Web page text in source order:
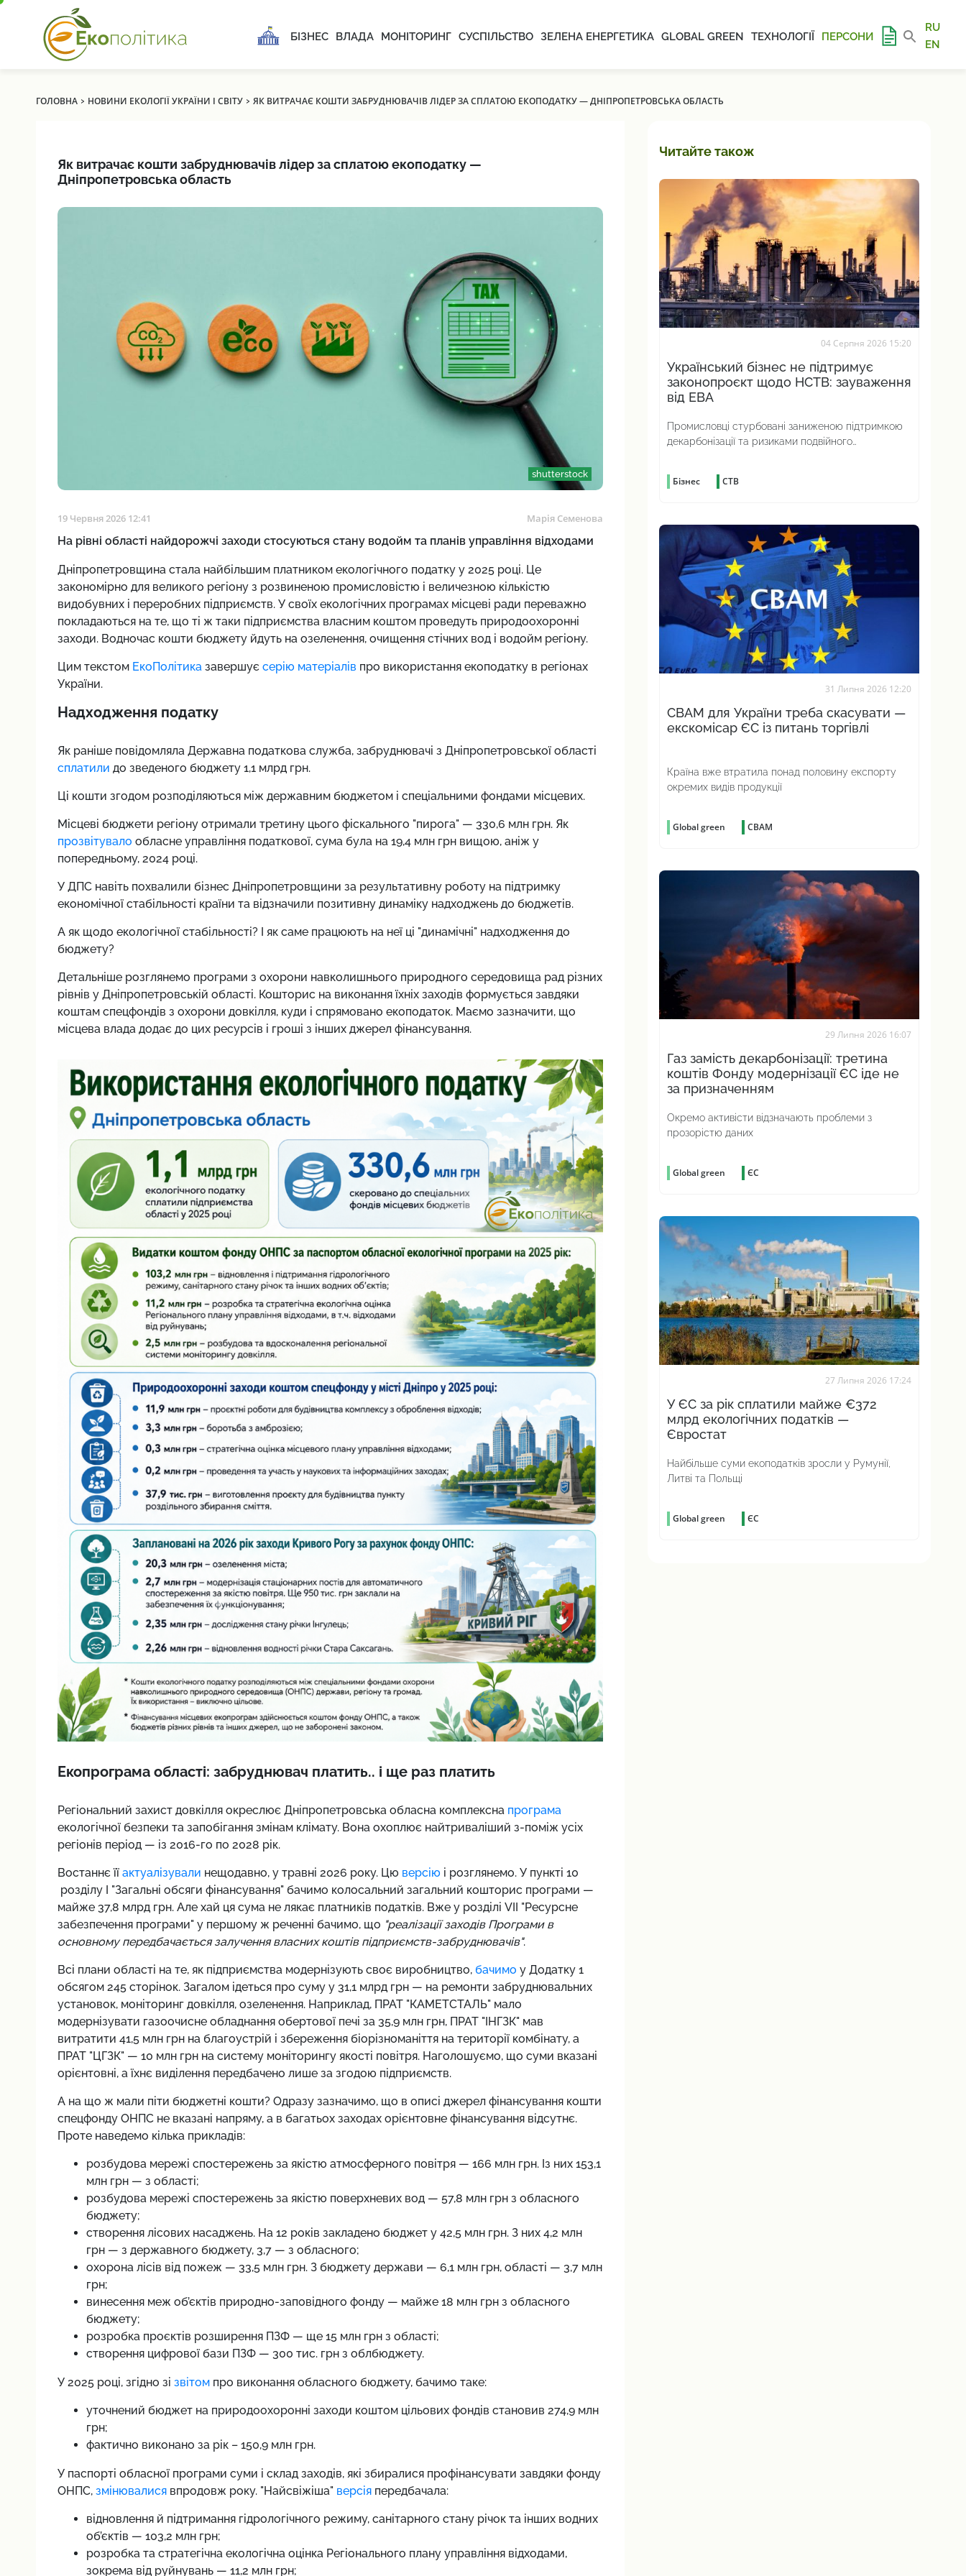
БІЗНЕС ВЛАДА МОНІТОРИНГ СУСПІЛЬСТВО ЗЕЛЕНА ЕНЕРГЕТИКА GLOBAL GREEN ТЕХНОЛОГІЇ ПЕРСОНИ
RU
EN
ГОЛОВНА› НОВИНИ ЕКОЛОГІЇ УКРАЇНИ І СВІТУ› ЯК ВИТРАЧАЄ КОШТИ ЗАБРУДНЮВАЧІВ ЛІДЕР ЗА СПЛАТОЮ ЕКОПОДАТКУ — ДНІПРОПЕТРОВСЬКА ОБЛАСТЬ
Як витрачає кошти забруднювачів лідер за сплатою екоподатку —
Дніпропетровська область
shutterstock
19 Червня 2026 12:41 Марія Семенова
На рівні області найдорожчі заходи стосуються стану водойм та планів управління відходами
Дніпропетровщина стала найбільшим платником екологічного податку у 2025 році. Це
закономірно для великого регіону з розвиненою промисловістю і величезною кількістю
видобувних і переробних підприємств. У своїх екологічних програмах місцеві ради переважно
покладаються на те, що ті ж таки підприємства власним коштом проведуть природоохоронні
заходи. Водночас кошти бюджету йдуть на озеленення, очищення стічних вод і водойм регіону.
Цим текстом ЕкоПолітиказавершує серію матеріалів про використання екоподатку в регіонах
України.
Надходження податку
Як раніше повідомляла Державна податкова служба, забруднювачі з Дніпропетровської області
сплатили до зведеного бюджету 1,1 млрд грн.
Ці кошти згодом розподіляються між державним бюджетом і спеціальними фондами місцевих.
Місцеві бюджети регіону отримали третину цього фіскального "пирога" — 330,6 млн грн. Як
прозвітувало обласне управління податкової, сума була на 19,4 млн грн вищою, аніж у
попередньому, 2024 році.
У ДПС навіть похвалили бізнес Дніпропетровщини за результативну роботу на підтримку
економічної стабільності країни та відзначили позитивну динаміку надходжень до бюджетів.
А як щодо екологічної стабільності? І як саме працюють на неї ці "динамічні" надходження до
бюджету?
Детальніше розглянемо програми з охорони навколишнього природного середовища рад різних
рівнів у Дніпропетровській області. Кошторис на виконання їхніх заходів формується завдяки
коштам спецфондів з охорони довкілля, куди і спрямовано екоподаток. Маємо зазначити, що
місцева влада додає до цих ресурсів і гроші з інших джерел фінансування.
Екопрограма області: забруднювач платить.. і ще раз платить
Регіональний захист довкілля окреслює Дніпропетровська обласна комплексна програма
екологічної безпеки та запобігання змінам клімату. Вона охоплює найтриваліший з-поміж усіх
регіонів період — із 2016-го по 2028 рік.
Востаннє її актуалізували нещодавно, у травні 2026 року. Цю версію і розглянемо. У пункті 10
розділу І "Загальні обсяги фінансування" бачимо колосальний загальний кошторис програми —
майже 37,8 млрд грн. Але хай ця сума не лякає платників податків. Вже у розділі VII "Ресурсне
забезпечення програми" у першому ж реченні бачимо, що "реалізації заходів Програми в
основному передбачається залучення власних коштів підприємств-забруднювачів".
Всі плани області на те, як підприємства модернізують своє виробництво, бачимо у Додатку 1
обсягом 245 сторінок. Загалом ідеться про суму у 31,1 млрд грн — на ремонти забруднювальних
установок, моніторинг довкілля, озеленення. Наприклад, ПРАТ "КАМЕТСТАЛЬ" мало
модернізувати газоочисне обладнання обертової печі за 35,9 млн грн, ПРАТ "ІНГЗК" мав
витратити 41,5 млн грн на благоустрій і збереження біорізноманіття на території комбінату, а
ПРАТ "ЦГЗК" — 10 млн грн на систему моніторингу якості повітря. Наголошуємо, що суми вказані
орієнтовні, а їхнє виділення передбачено лише за згодою підприємств.
А на що ж мали піти бюджетні кошти? Одразу зазначимо, що в описі джерел фінансування кошти
спецфонду ОНПС не вказані напряму, а в багатьох заходах орієнтовне фінансування відсутнє.
Проте наведемо кілька прикладів:
розбудова мережі спостережень за якістю атмосферного повітря — 166 млн грн. Із них 153,1
млн грн — з області;
розбудова мережі спостережень за якістю поверхневих вод — 57,8 млн грн з обласного
бюджету;
створення лісових насаджень. На 12 років закладено бюджет у 42,5 млн грн. З них 4,2 млн
грн — з державного бюджету, 3,7 — з обласного;
охорона лісів від пожеж — 33,5 млн грн. З бюджету держави — 6,1 млн грн, області — 3,7 млн
грн;
винесення меж об’єктів природно-заповідного фонду — майже 18 млн грн з обласного
бюджету;
розробка проєктів розширення ПЗФ — ще 15 млн грн з області;
створення цифрової бази ПЗФ — 300 тис. грн з облбюджету.
У 2025 році, згідно зі звітомпро виконання обласного бюджету, бачимо таке:
уточнений бюджет на природоохоронні заходи коштом цільових фондів становив 274,9 млн
грн;
фактично виконано за рік – 150,9 млн грн.
У паспорті обласної програми суми і склад заходів, які збиралися профінансувати завдяки фонду
ОНПС, змінювалисявпродовж року. "Найсвіжіша" версіяпередбачала:
відновлення й підтримання гідрологічного режиму, санітарного стану річок та інших водних
об’єктів — 103,2 млн грн;
розробка та стратегічна екологічна оцінка Регіонального плану управління відходами,
зокрема від руйнувань — 11,2 млн грн;
Читайте також
04 Серпня 2026 15:20
Український бізнес не підтримує
законопроєкт щодо НСТВ: зауваження
від ЕВА
Промисловці стурбовані заниженою підтримкою
декарбонізації та ризиками подвійного
Бізнес СТВ
31 Липня 2026 12:20
CBAM для України треба скасувати —
екскомісар ЄС із питань торгівлі
Країна вже втратила понад половину експорту
окремих видів продукції
Global green CBAM
29 Липня 2026 16:07
Газ замість декарбонізації: третина
коштів Фонду модернізації ЄС іде не
за призначенням
Окремо активісти відзначають проблеми з
прозорістю даних
Global green ЄС
27 Липня 2026 17:24
У ЄС за рік сплатили майже €372
млрд екологічних податків —
Євростат
Найбільше суми екоподатків зросли у Румунії,
Литві та Польщі
Global green ЄС